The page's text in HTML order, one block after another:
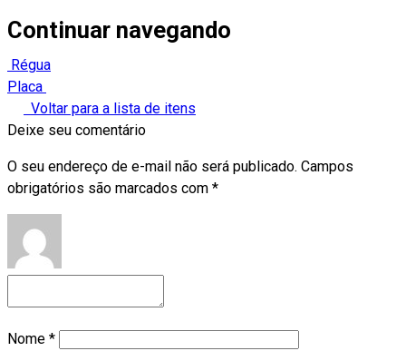
Continuar navegando
Régua
Placa
Voltar para a lista de itens
Deixe seu comentário
O seu endereço de e-mail não será publicado. Campos
obrigatórios são marcados com *
Nome *